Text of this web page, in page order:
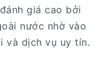
giá cao bởi
nước nhờ vào
và dịch vụ uy tín.